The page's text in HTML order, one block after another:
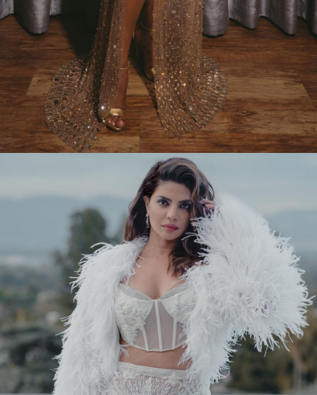
लेटेस्ट फोटोशूट की तस्वीरों में
प्रियंका व्हाइट कलर की मरमेड
ड्रेस पहने स्टनिंग पोज देती
नजर आ रही हैं।